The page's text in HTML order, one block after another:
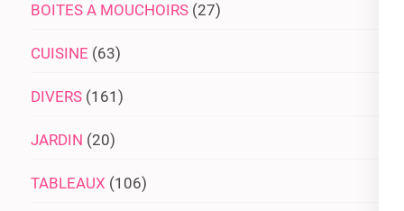
BOITES A MOUCHOIRS (27)
CUISINE (63)
DIVERS (161)
JARDIN (20)
TABLEAUX (106)